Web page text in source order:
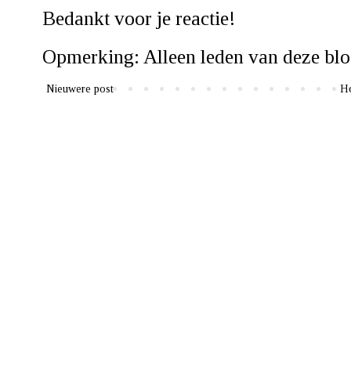
Bedankt voor je reactie!
Opmerking: Alleen leden van deze
Nieuwere post